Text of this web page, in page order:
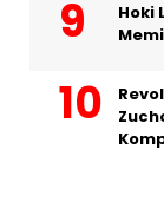
Hoki